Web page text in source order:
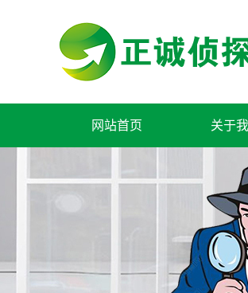
网站首页 关于我